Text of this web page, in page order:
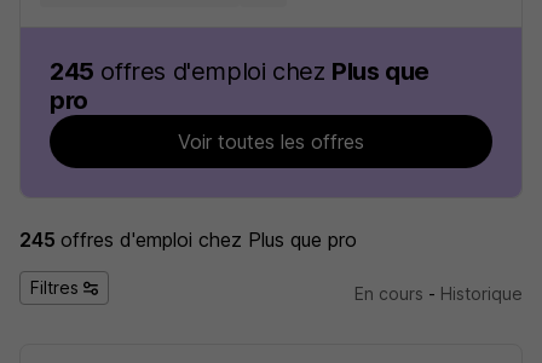
245 offres d'emploi chez Plus que
pro
Voir toutes les offres
245 offres d'emploi chez Plus que pro
Filtres En cours - Historique